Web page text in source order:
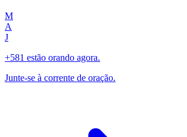
M
A
J
+581 estão orando agora.
Junte-se à corrente de oração.